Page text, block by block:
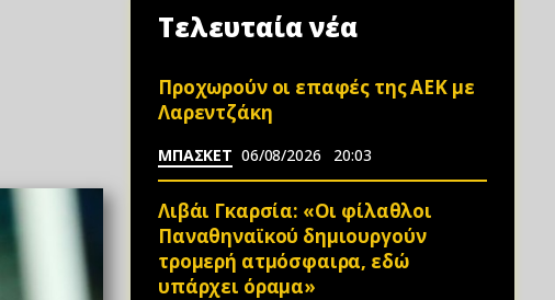
Τελευταία νέα
Προχωρούν οι επαφές της ΑΕΚ με
Λαρεντζάκη
ΜΠΑΣΚΕΤ 06/08/2026 20:03
Λιβάι Γκαρσία: «Οι φίλαθλοι
Παναθηναϊκού δημιουργούν
τρομερή ατμόσφαιρα, εδώ
υπάρχει όραμα»